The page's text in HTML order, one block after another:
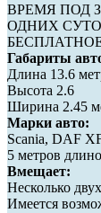
ВРЕМЯ ПОД
ОДНИХ
Габариты
Длина 13.6
Высота 2.6
Ширина 2.45
Марки авто:
Scania, DAF
5 метров
Вмещает:
Несколько
Имеется